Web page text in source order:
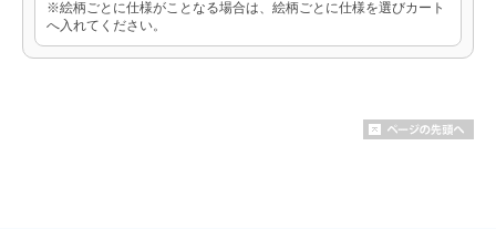
※絵柄ごとに仕様がことなる場合は、絵柄ごとに仕様を選びカート
へ入れてください。